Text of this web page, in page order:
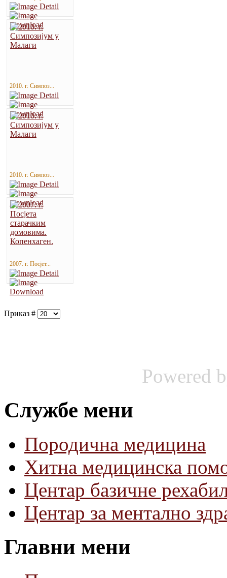
2010. г. Симпоз...
2010. г. Симпоз...
2007. г. Посјет...
Приказ #
Powered
Службе мени
Породична медицина
Хитна медицинска
Центар базичне
Центар за ментално
Главни мени